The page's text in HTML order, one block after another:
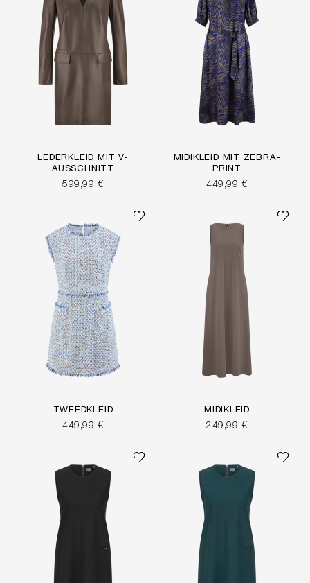
LEDERKLEID MIT V-
AUSSCHNITT
599,99 €
MIDIKLEID MIT ZEBRA-
PRINT
449,99 €
TWEEDKLEID
449,99 €
MIDIKLEID
249,99 €